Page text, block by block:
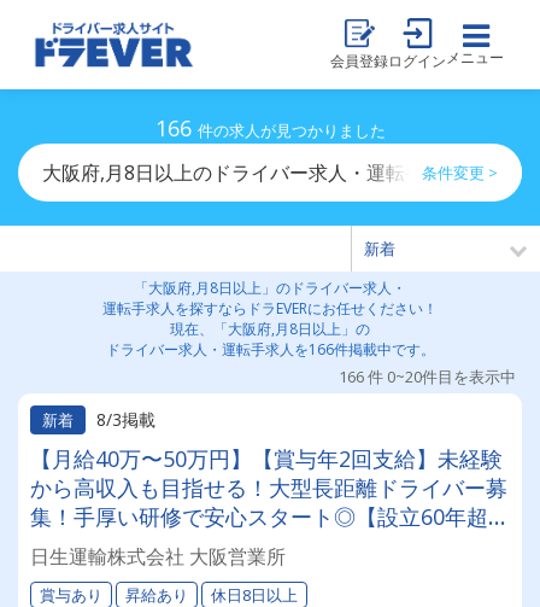
会員登録ログイン メニュー
166 件の求人が見つかりました
大阪府,月8日以上のドライバー求人・運転手求人一覧
条件変更 >
「大阪府,月8日以上」のドライバー求人・
運転手求人を探すならドラEVERにお任せください！
現在、「大阪府,月8日以上」の
ドライバー求人・運転手求人を166件掲載中です。
166 件 0~20件目を表示中
新着
8/3掲載
【月給40万〜50万円】【賞与年2回支給】未経験
から高収入も目指せる！大型長距離ドライバー募
集！手厚い研修で安心スタート◎【設立60年超の
安定基盤×豊富な福利厚生】のびのび運転＆充実
のヘルスケアで安心安定の環境です！
日生運輸株式会社 大阪営業所
賞与あり 昇給あり 休日8日以上